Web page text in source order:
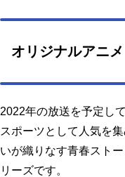
オリジナルアニ
2022年の放送を予定し
スポーツとして人気を
いが織りなす青春スト
リーズです。